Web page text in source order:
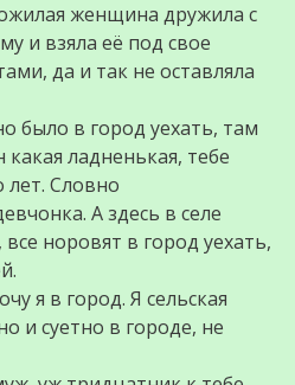
женщина дружила с
и взяла её под свое
да и так не оставляла
было в город уехать, там
ладненькая, тебе
лет. Словно
А здесь в селе
норовят в город уехать,
я в город. Я сельская
и суетно в городе, не